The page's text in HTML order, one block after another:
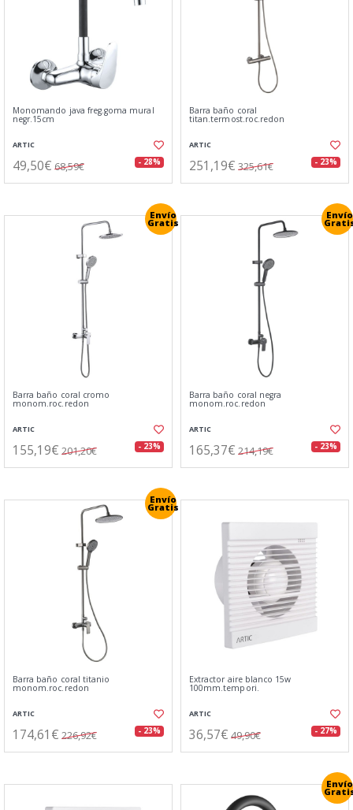
Monomando java freg.goma mural
negr.15cm
ARTIC
49,50€ 68,59€ - 28%
Barra baño coral
titan.termost.roc.redon
ARTIC
251,19€ 325,61€ - 23%
Envío
Gratis
Barra baño coral cromo
monom.roc.redon
ARTIC
155,19€ 201,20€ - 23%
Envío
Barra baño coral negra
monom.roc.redon
ARTIC
165,37€ 214,19€ - 23%
Envío
Gratis
Barra baño coral titanio
monom.roc.redon
ARTIC
174,61€ 226,92€ - 23%
Extractor aire blanco 15w
100mm.tempori.
ARTIC
36,57€ 49,90€ - 27%
Envío